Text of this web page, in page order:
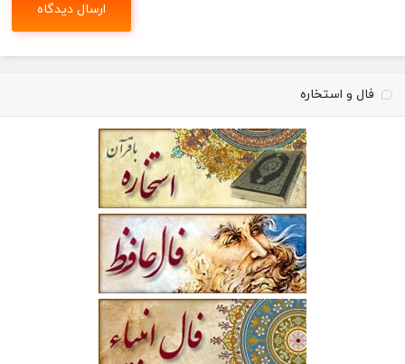
فال و استخاره